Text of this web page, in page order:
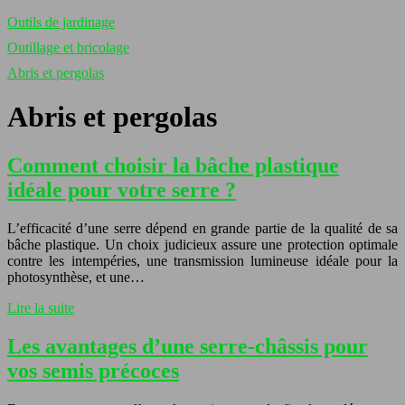
Outils de jardinage
Outillage et bricolage
Abris et pergolas
Abris et pergolas
Comment choisir la bâche plastique
idéale pour votre serre ?
L’efficacité d’une serre dépend en grande partie de la qualité de sa
bâche plastique. Un choix judicieux assure une protection optimale
contre les intempéries, une transmission lumineuse idéale pour la
photosynthèse, et une…
Lire la suite
Les avantages d’une serre-châssis pour
vos semis précoces